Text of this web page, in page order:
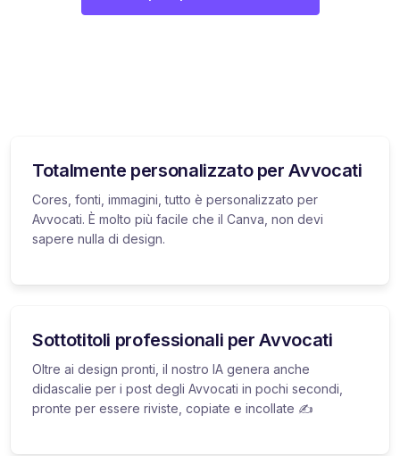
Totalmente personalizzato per Avvocati
Cores, fonti, immagini, tutto è personalizzato per
Avvocati. È molto più facile che il Canva, non devi
sapere nulla di design.
Sottotitoli professionali per Avvocati
Oltre ai design pronti, il nostro IA genera anche
didascalie per i post degli Avvocati in pochi secondi,
pronte per essere riviste, copiate e incollate ✍️